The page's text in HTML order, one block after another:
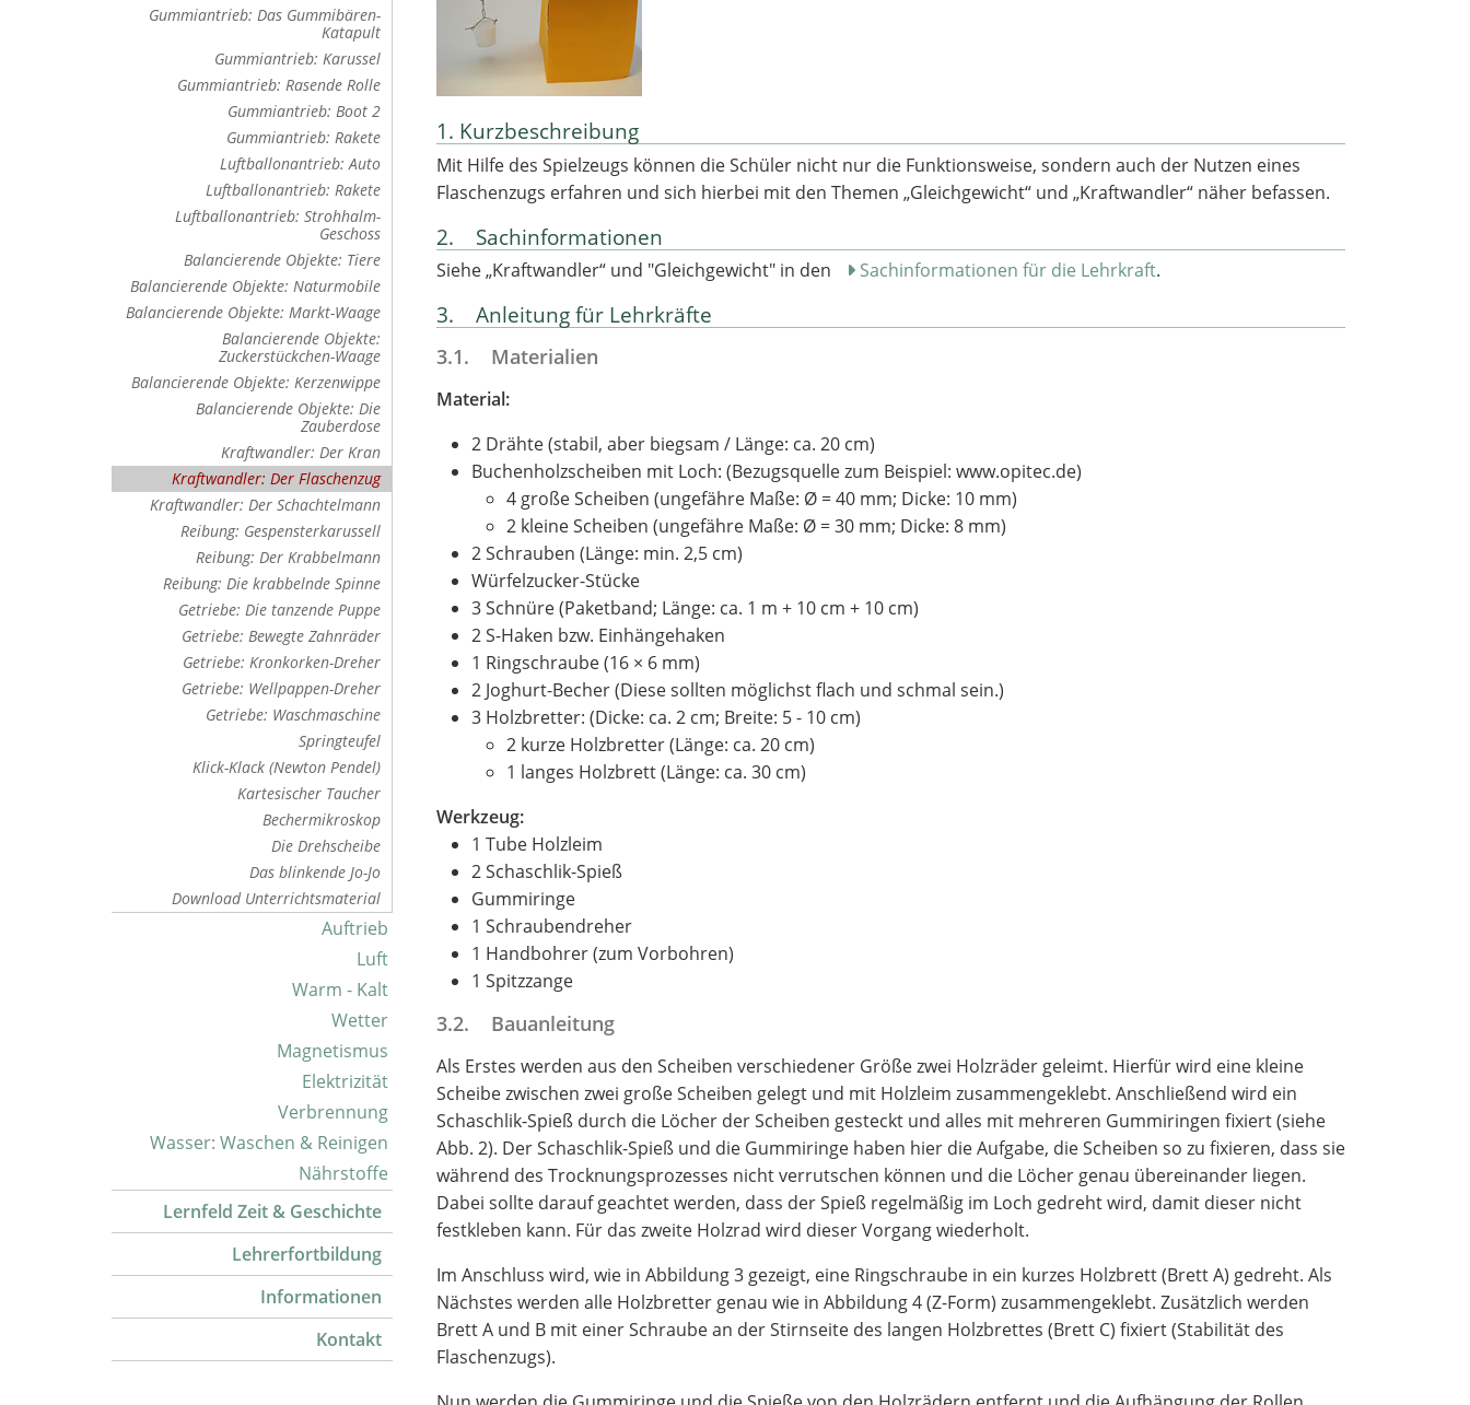
Gummiantrieb: Das Gummibären-
Katapult
Gummiantrieb: Karussel
Gummiantrieb: Rasende Rolle
Gummiantrieb: Boot 2
Gummiantrieb: Rakete
Luftballonantrieb: Auto
Luftballonantrieb: Rakete
Luftballonantrieb: Strohhalm-
Geschoss
Balancierende Objekte: Tiere
Balancierende Objekte: Naturmobile
Balancierende Objekte: Markt-Waage
Balancierende Objekte:
Zuckerstückchen-Waage
Balancierende Objekte: Kerzenwippe
Balancierende Objekte: Die
Zauberdose
Kraftwandler: Der Kran
Kraftwandler: Der Flaschenzug
Kraftwandler: Der Schachtelmann
Reibung: Gespensterkarussell
Reibung: Der Krabbelmann
Reibung: Die krabbelnde Spinne
Getriebe: Die tanzende Puppe
Getriebe: Bewegte Zahnräder
Getriebe: Kronkorken-Dreher
Getriebe: Wellpappen-Dreher
Getriebe: Waschmaschine
Springteufel
Klick-Klack (Newton Pendel)
Kartesischer Taucher
Bechermikroskop
Die Drehscheibe
Das blinkende Jo-Jo
Download Unterrichtsmaterial
Auftrieb
Luft
Warm - Kalt
Wetter
Magnetismus
Elektrizität
Verbrennung
Wasser: Waschen & Reinigen
Nährstoffe
Lernfeld Zeit & Geschichte
Lehrerfortbildung
Informationen
Kontakt
1. Kurzbeschreibung
Mit Hilfe des Spielzeugs können die Schüler nicht nur die Funktionsweise, sondern auch der Nutzen eines
Flaschenzugs erfahren und sich hierbei mit den Themen „Gleichgewicht“ und „Kraftwandler“ näher befassen.
2. Sachinformationen
Siehe „Kraftwandler“ und "Gleichgewicht" in den Sachinformationen für die Lehrkraft.
3. Anleitung für Lehrkräfte
3.1. Materialien
Material:
2 Drähte (stabil, aber biegsam / Länge: ca. 20 cm)
Buchenholzscheiben mit Loch: (Bezugsquelle zum Beispiel: www.opitec.de)
4 große Scheiben (ungefähre Maße: Ø = 40 mm; Dicke: 10 mm)
2 kleine Scheiben (ungefähre Maße: Ø = 30 mm; Dicke: 8 mm)
2 Schrauben (Länge: min. 2,5 cm)
Würfelzucker-Stücke
3 Schnüre (Paketband; Länge: ca. 1 m + 10 cm + 10 cm)
2 S-Haken bzw. Einhängehaken
1 Ringschraube (16 × 6 mm)
2 Joghurt-Becher (Diese sollten möglichst flach und schmal sein.)
3 Holzbretter: (Dicke: ca. 2 cm; Breite: 5 - 10 cm)
2 kurze Holzbretter (Länge: ca. 20 cm)
1 langes Holzbrett (Länge: ca. 30 cm)
Werkzeug:
1 Tube Holzleim
2 Schaschlik-Spieß
Gummiringe
1 Schraubendreher
1 Handbohrer (zum Vorbohren)
1 Spitzzange
3.2. Bauanleitung
Als Erstes werden aus den Scheiben verschiedener Größe zwei Holzräder geleimt. Hierfür wird eine kleine
Scheibe zwischen zwei große Scheiben gelegt und mit Holzleim zusammengeklebt. Anschließend wird ein
Schaschlik-Spieß durch die Löcher der Scheiben gesteckt und alles mit mehreren Gummiringen fixiert (siehe
Abb. 2). Der Schaschlik-Spieß und die Gummiringe haben hier die Aufgabe, die Scheiben so zu fixieren, dass sie
während des Trocknungsprozesses nicht verrutschen können und die Löcher genau übereinander liegen.
Dabei sollte darauf geachtet werden, dass der Spieß regelmäßig im Loch gedreht wird, damit dieser nicht
festkleben kann. Für das zweite Holzrad wird dieser Vorgang wiederholt.
Im Anschluss wird, wie in Abbildung 3 gezeigt, eine Ringschraube in ein kurzes Holzbrett (Brett A) gedreht. Als
Nächstes werden alle Holzbretter genau wie in Abbildung 4 (Z-Form) zusammengeklebt. Zusätzlich werden
Brett A und B mit einer Schraube an der Stirnseite des langen Holzbrettes (Brett C) fixiert (Stabilität des
Flaschenzugs).